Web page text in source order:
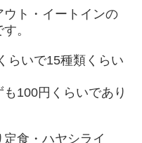
ト・イートインの
。
らいで15種類くらい
100円くらいであり
食・ハヤシライ